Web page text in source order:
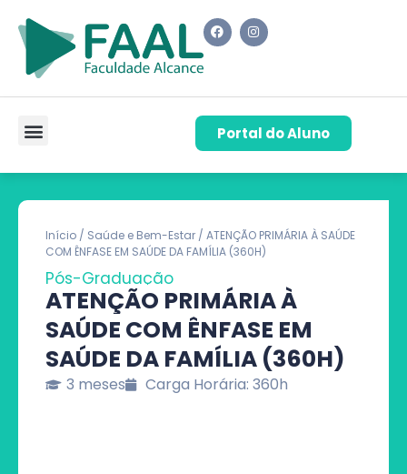
Portal do Aluno
Início / Saúde e Bem-Estar / ATENÇÃO PRIMÁRIA À SAÚDE
COM ÊNFASE EM SAÚDE DA FAMÍLIA (360H)
Pós-Graduação
ATENÇÃO PRIMÁRIA À
SAÚDE COM ÊNFASE EM
SAÚDE DA FAMÍLIA (360H)
3 meses Carga Horária: 360h